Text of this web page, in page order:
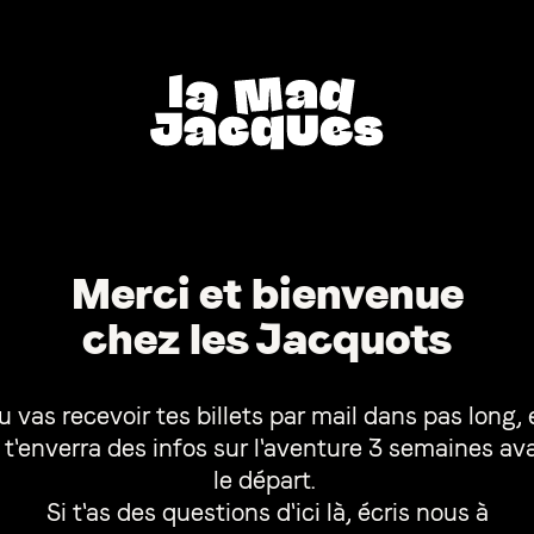
Merci et bienvenue
chez les Jacquots
vas recevoir tes billets par mail dans pas long,
des infos sur l'aventure 3 semaines
le départ.
Si t'as des questions d'ici là, écris nous à